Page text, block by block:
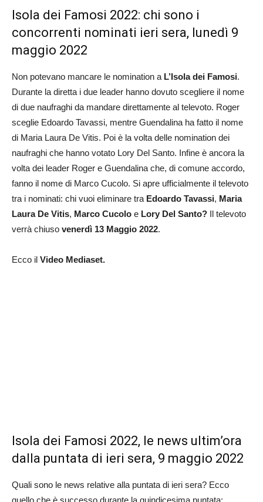
Isola dei Famosi 2022: chi sono i
concorrenti nominati ieri sera, lunedì 9
maggio 2022
Non potevano mancare le nomination a L’Isola dei Famosi.
Durante la diretta i due leader hanno dovuto scegliere il nome
di due naufraghi da mandare direttamente al televoto. Roger
sceglie Edoardo Tavassi, mentre Guendalina ha fatto il nome
di Maria Laura De Vitis. Poi è la volta delle nomination dei
naufraghi che hanno votato Lory Del Santo. Infine è ancora la
volta dei leader Roger e Guendalina che, di comune accordo,
fanno il nome di Marco Cucolo. Si apre ufficialmente il televoto
tra i nominati: chi vuoi eliminare tra Edoardo Tavassi, Maria
Laura De Vitis, Marco Cucolo e Lory Del Santo? Il televoto
verrà chiuso venerdì 13 Maggio 2022.
Ecco il Video Mediaset.
Isola dei Famosi 2022, le news ultim’ora
dalla puntata di ieri sera, 9 maggio 2022
Quali sono le news relative alla puntata di ieri sera? Ecco